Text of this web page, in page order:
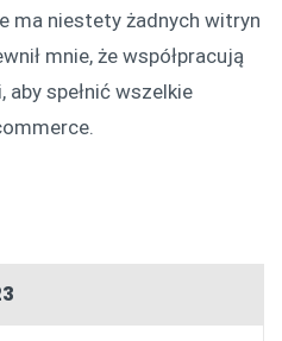
ma niestety żadnych witryn
mnie, że współpracują
spełnić wszelkie